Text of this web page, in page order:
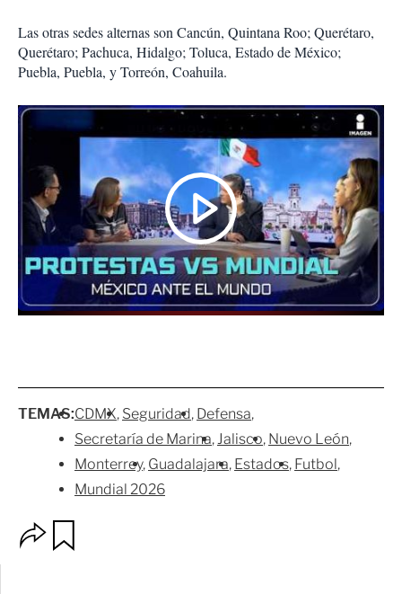
Las otras sedes alternas son Cancún, Quintana Roo; Querétaro,
Querétaro; Pachuca, Hidalgo; Toluca, Estado de México;
Puebla, Puebla, y Torreón, Coahuila.
TEMAS:CDMX Seguridad Defensa
Secretaría de Marina Jalisco Nuevo León
Monterrey Guadalajara Estados Futbol
Mundial 2026